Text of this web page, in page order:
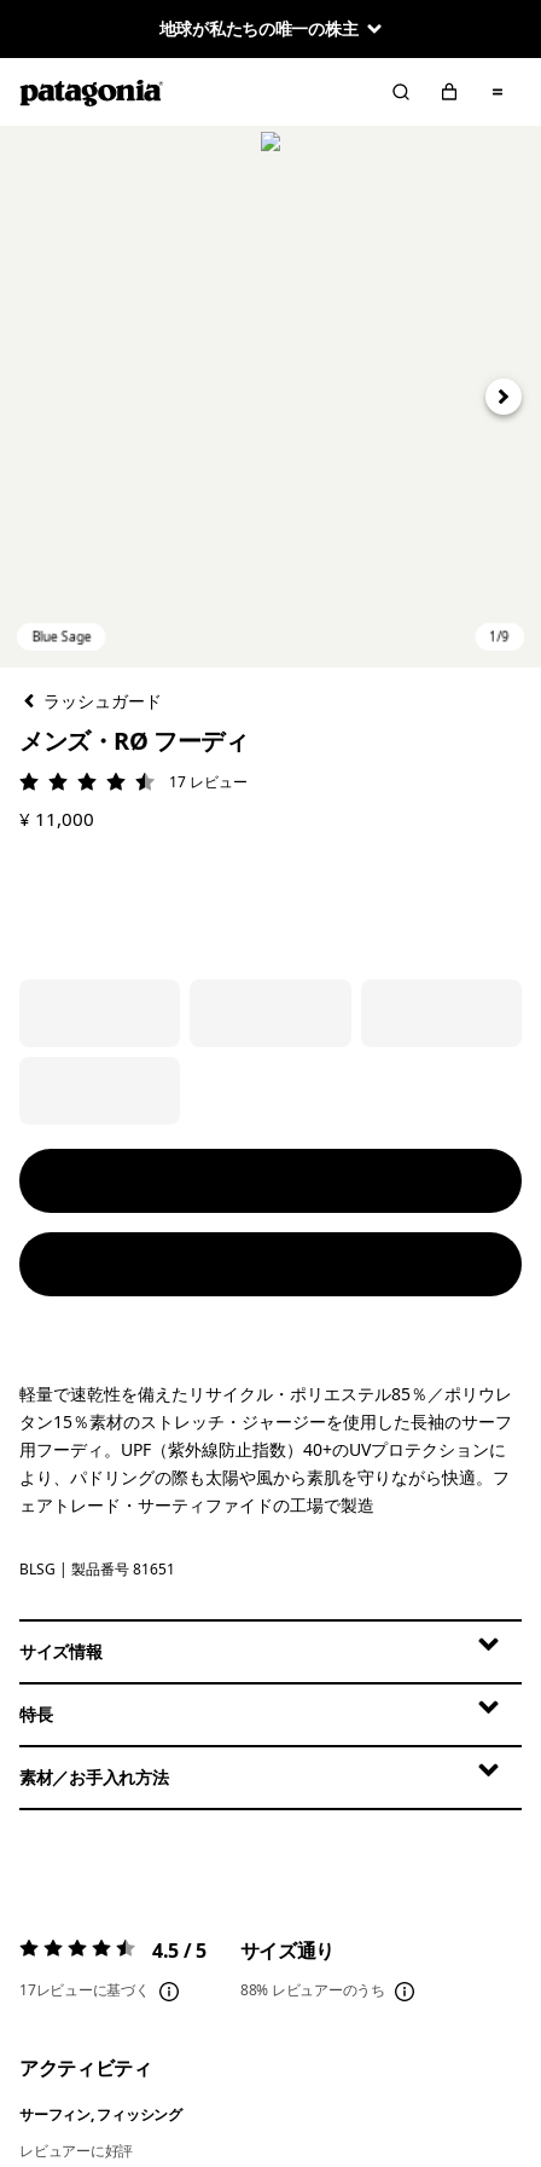
地球が私たちの唯一の株主
次へ
ラッシュガード
メンズ・RØ フーディ
評価: 4.5 / 5
17 レビュー
¥ 11,000
軽量で速乾性を備えたリサイクル・ポリエステル85％／ポリウレ
タン15％素材のストレッチ・ジャージーを使用した長袖のサーフ
用フーディ。UPF（紫外線防止指数）40+のUVプロテクションに
より、パドリングの際も太陽や風から素肌を守りながら快適。フ
ェアトレード・サーティファイドの工場で製造
Blue Sage
BLSG | 製品番号 81651
サイズ情報
特長
素材／お手入れ方法
評価:4.5 / 5 4.5 / 5
17レビューに基づく
サイズ通り
88% レビュアーのうち
アクティビティ
サーフィン, フィッシング
レビュアーに好評